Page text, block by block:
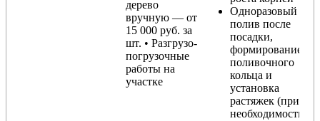
дерево
вручную — от
15 000 руб. за
шт. • Разгрузо-
погрузочные
работы на
участке
Одноразовый
полив после
посадки,
формирование
поливочного
кольца и
установка
растяжек (при
необходимости)